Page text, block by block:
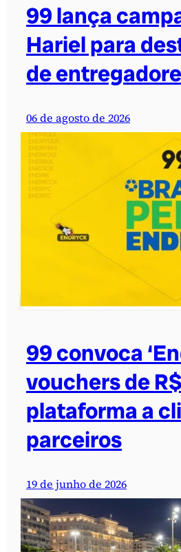
99 lança
Hariel para
de
06 de agosto de 2026
99 convoca
vouchers de
plataforma a
parceiros
19 de junho de 2026